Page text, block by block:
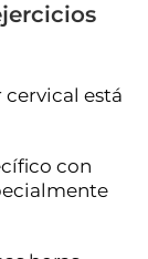
está
con